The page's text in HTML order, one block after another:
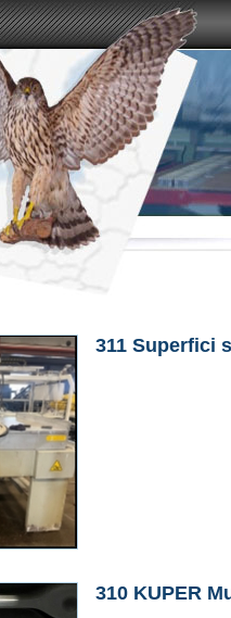
311 Superfici
310 KUPER